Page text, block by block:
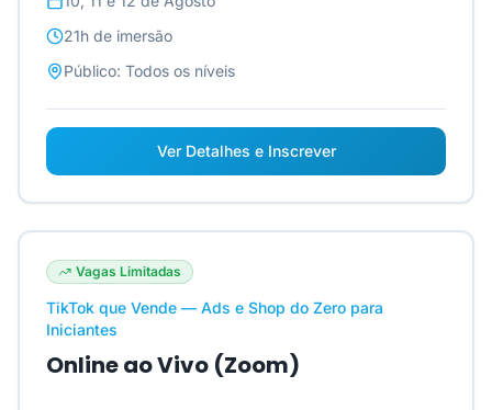
21h de imersão
Público: Todos os níveis
Ver Detalhes e Inscrever
Vagas Limitadas
TikTok que Vende — Ads e Shop do Zero para
Iniciantes
Online ao Vivo (Zoom)